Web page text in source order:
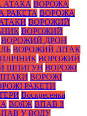
АТАКА ВОРОЖА
РАКЕТА ВОРОЖА
ВОРОЖИЙ
ВОРОЖИЙ
ВОРОЖИЙ ДРОН
ВОРОЖИЙ ЛІТАК
ВОРОЖИЙ
ШПИГУН ВОРОЖІ
ВОРОЖІ
РАКЕТИ
Воскресенка
ВОЯЖ ВПАВ З
У ВОДУ